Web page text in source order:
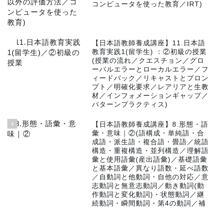
コンピュータを使った教育／IRT)
【日本語教師養成講座】11.日本語
教育実践1(留学生) ：②初級の授業
(授業の流れ／クエスチョン／グロ
ーバルエラーとローカルエラー／フ
ィードバック／リキャストとプロン
プト／明確化要求／レアリアと生教
材／インフォメーションギャップ／
パターンプラクティス)
4
【日本語教師養成講座】8.形態・語
彙・意味｜②(語構成・単純語・合
成語・派生語・複合語・畳語／統語
構造・重複構造・並列構造／理解語
彙と使用語彙(産出語彙)／基礎語彙
と基本語彙／異なり語数・延べ語数
／自動詞と他動詞・自他の対応／意
志動詞と無意志動詞／動き動詞(動
作動詞と変化動詞)・状態動詞／継
続動詞・瞬間動詞・第4の動詞／補